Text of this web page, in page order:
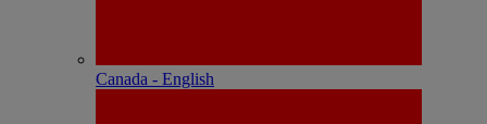
Canada - English